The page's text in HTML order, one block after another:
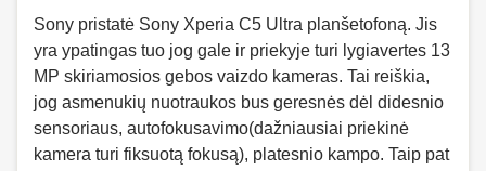
Sony pristatė Sony Xperia C5 Ultra planšetofoną. Jis
yra ypatingas tuo jog gale ir priekyje turi lygiavertes 13
MP skiriamosios gebos vaizdo kameras. Tai reiškia,
jog asmenukių nuotraukos bus geresnės dėl didesnio
sensoriaus, autofokusavimo(dažniausiai priekinė
kamera turi fiksuotą fokusą), platesnio kampo. Taip pat